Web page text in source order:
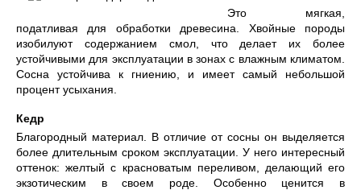
Это мягкая,
податливая для обработки древесина. Хвойные породы
изобилуют содержанием смол, что делает их более
устойчивыми для эксплуатации в зонах с влажным климатом.
Сосна устойчива к гниению, и имеет самый небольшой
процент усыхания.
Кедр
Благородный материал. В отличие от сосны он выделяется
более длительным сроком эксплуатации. У него интересный
оттенок: желтый с красноватым переливом, делающий его
экзотическим в своем роде. Особенно ценится в